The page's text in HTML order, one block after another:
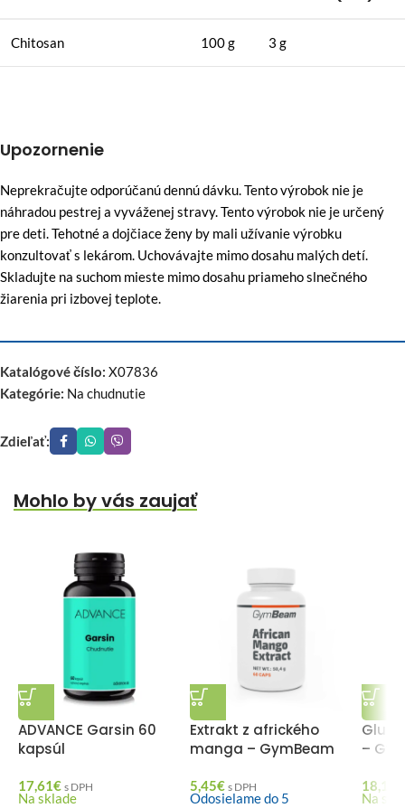
Chitosan 100 g 3 g
Upozornenie
Neprekračujte odporúčanú dennú dávku. Tento výrobok nie je
náhradou pestrej a vyváženej stravy. Tento výrobok nie je určený
pre deti. Tehotné a dojčiace ženy by mali užívanie výrobku
konzultovať s lekárom. Uchovávajte mimo dosahu malých detí.
Skladujte na suchom mieste mimo dosahu priameho slnečného
žiarenia pri izbovej teplote.
Katalógové číslo: X07836
Kategórie: Na chudnutie
Zdieľať:
Mohlo by vás zaujať
ADVANCE Garsin 60
kapsúl
17,61€ s DPH
Na sklade
Extrakt z afrického
manga – GymBeam
5,45€ s DPH
Odosielame do 5
–
18,15
Na